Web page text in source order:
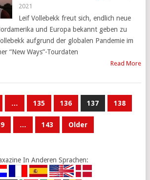
2021
Leif Vollebekk freut sich, endlich neue
und Europa bekannt geben zu
aufgrund der globalen Pandemie im
“New Ways”-Tourdaten
Read More
… 135 136 137 138
… 143 Older
In Anderen Sprachen: